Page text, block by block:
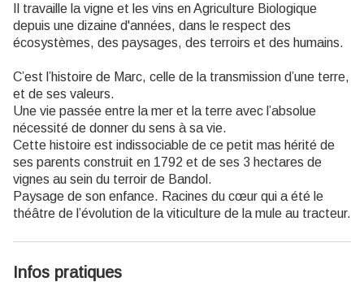
Il travaille la vigne et les vins en Agriculture Biologique
depuis une dizaine d'années, dans le respect des
écosystèmes, des paysages, des terroirs et des humains.
C’est l’histoire de Marc, celle de la transmission d’une terre,
et de ses valeurs.
Une vie passée entre la mer et la terre avec l’absolue
nécessité de donner du sens à sa vie.
Cette histoire est indissociable de ce petit mas hérité de
ses parents construit en 1792 et de ses 3 hectares de
vignes au sein du terroir de Bandol.
Paysage de son enfance. Racines du cœur qui a été le
théâtre de l’évolution de la viticulture de la mule au tracteur.
Infos pratiques